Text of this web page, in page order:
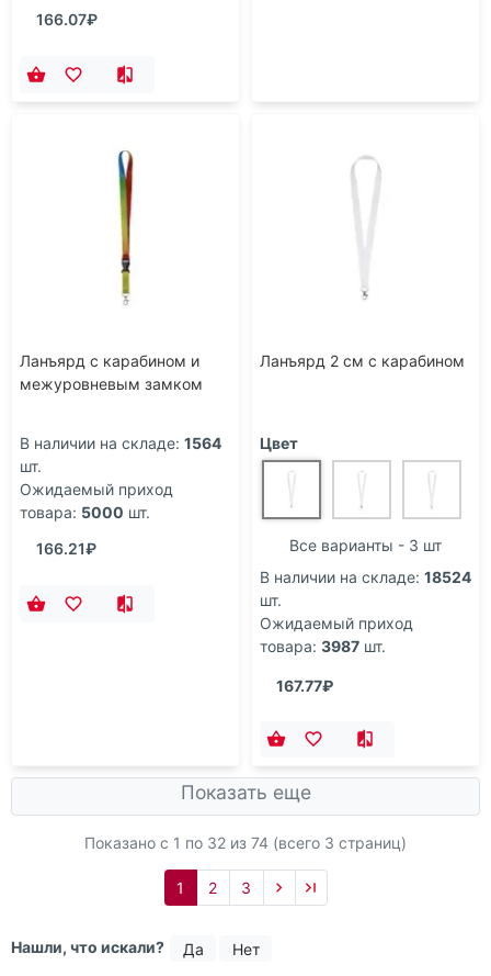
166.07₽
Ланъярд с карабином и
межуровневым замком
В наличии на складе: 1564
шт.
Ожидаемый приход
товара: 5000 шт.
166.21₽
Ланъярд 2 см с карабином
Цвет
Все варианты - 3 шт
В наличии на складе: 18524
шт.
Ожидаемый приход
товара: 3987 шт.
167.77₽
Показать еще
Показано с 1 по 32 из 74 (всего 3 страниц)
1 2 3
Нашли, что искали? Да Нет